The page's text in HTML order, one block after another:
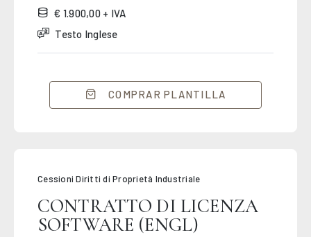
€ 1.900,00 + IVA
Testo Inglese
COMPRAR PLANTILLA
Cessioni Diritti di Proprietà Industriale
CONTRATTO DI LICENZA
SOFTWARE (ENGL)